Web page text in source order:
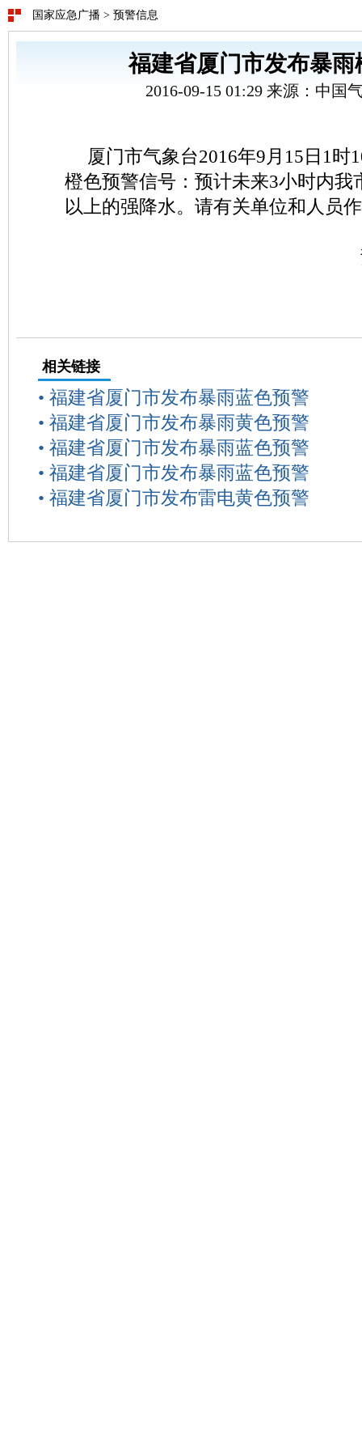
国家应急广播 > 预警信息
福建省厦门市发布暴雨
2016-09-15 01:29 来源：中国
厦门市气象台2016年9月15日1时
橙色预警信号：预计未来3小时内我
以上的强降水。请有关单位和人员
相关链接
• 福建省厦门市发布暴雨蓝色预警
• 福建省厦门市发布暴雨黄色预警
• 福建省厦门市发布暴雨蓝色预警
• 福建省厦门市发布暴雨蓝色预警
• 福建省厦门市发布雷电黄色预警